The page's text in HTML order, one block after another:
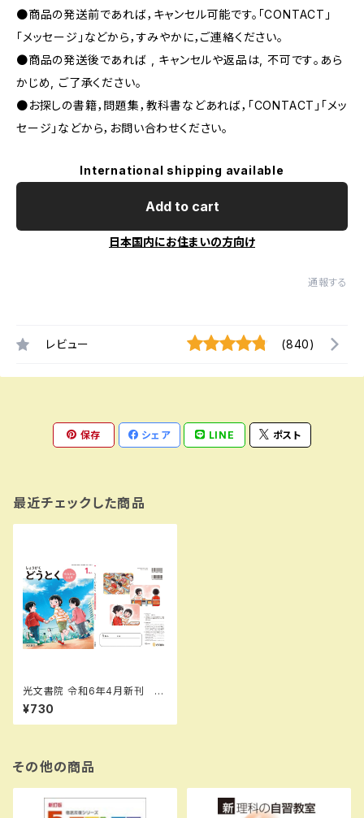
●商品の発送前であれば，キャンセル可能です。「CONTACT」
「メッセージ」などから，すみやかに，ご連絡ください。
●商品の発送後であれば , キャンセルや返品は, 不可です｡あら
かじめ, ご了承ください｡
●お探しの書籍，問題集，教科書などあれば，「CONTACT」「メッ
セージ」などから，お問い合わせください。
International shipping available
Add to cart
日本国内にお住まいの方向け
通報する
レビュー (840)
保存 シェア LINE ポスト
最近チェックした商品
光文書院 令和6年4月新刊 小
学教科書 しょうがく?どうとく?
ゆたかな?こころ?１ねん ［教
番：道徳117］ 新品 ISBN：
¥730
その他の商品